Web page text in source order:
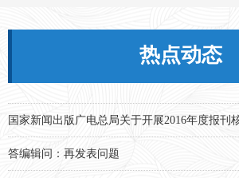
热点动态
再谈论文复制比！
答编辑问：再发表问题